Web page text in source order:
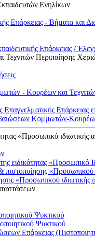
Ενηλίκων
Επάρκειας - Βήματα και
Επάρκειας /
Περιποίησης
- Κουρέων και
Κομμωτών-
«Προσωπικό ιδιωτικής
ειδικότητας «Προσωπικό
πιστοποίησης «Προσωπικού
«Προσωπικού
Ψυκτικού
Ψυκτικού
Επάρκειας